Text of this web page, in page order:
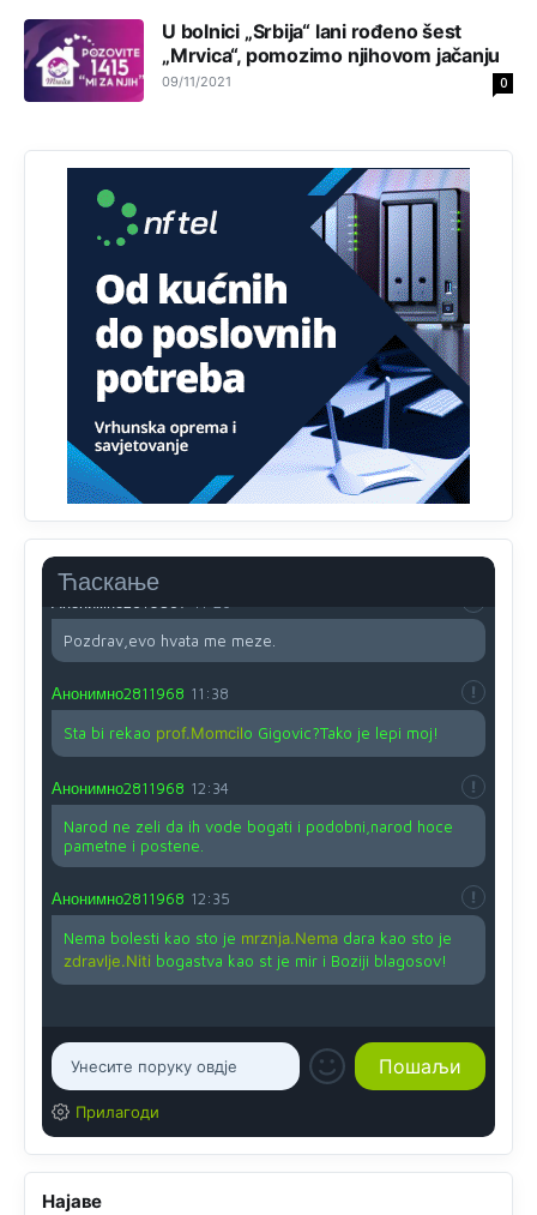
U bolnici „Srbija“ lani rođеno šеst
„Mrvica“, pomozimo njihovom jačanju
09/11/2021 0
Ћаскање
Анонимно2808843 јуче 6:20
reconquista
pusti ih ciganija...pocetkom ovog vjeka,neko rece za
Radovana i Ratka kaki su oni srbi...i poce dalje da
besjedi znam ja dobro sta je bilo u Ag-ci...
Анонимно2810587
11:13
Proguglajte
Анонимно2810587
11:21
O kako su cudni lvi ljudi,uzeli bi sve da mogu...a ja srce
svima fajem,radujem se tudjoj sreci.I ko ima i ko nema
na iso ce mjesto leci!
Анонимно2810587
11:24
Pozdrav,evo hvata me meze.
Анонимно2811968 11:38
Sta bi rekao prof.Momcilo Gigovic?Tako je lepi moj!
Анонимно2811968 12:34
Narod ne zeli da ih vode bogati i podobni,narod hoce
pametne i postene.
Анонимно2811968 12:35
Nema bolesti kao sto je mrznja.Nemadara kao sto je
zdravlje.Niti bogastva kao st je mir i Boziji blagosov!
Прилагоди
Најаве